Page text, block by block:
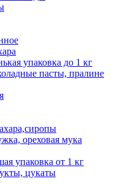
упаковка до 1 кг
пасты, пралине
ореховая мука
упаковка от 1 кг
цукаты